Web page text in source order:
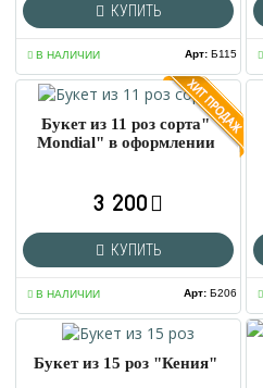
КУПИТЬ
В НАЛИЧИИ Арт:Б115
Букет из 11 роз сорта"
Mondial" в оформлении
3 200
КУПИТЬ
В НАЛИЧИИ Арт:Б206
Букет из 15 роз "Кения"